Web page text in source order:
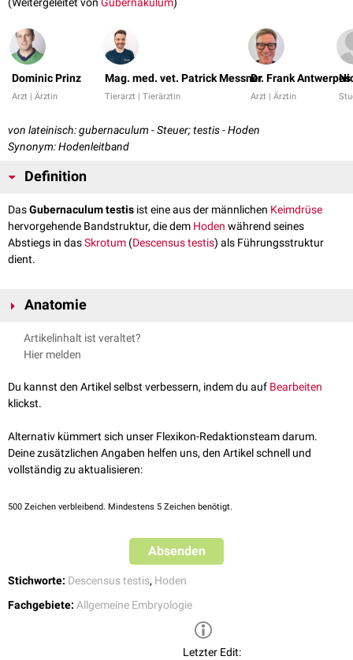
(Weitergeleitet von Gubernakulum)
Dominic Prinz
Arzt | Ärztin
Mag. med. vet. Patrick Messner
Tierarzt | Tierärztin
Dr. Frank Antwerpes
Arzt | Ärztin
von lateinisch: gubernaculum - Steuer; testis - Hoden
Synonym: Hodenleitband
Definition
DasGubernaculum testis ist eine aus der männlichen Keimdrüse
hervorgehende Bandstruktur, die dem Hoden während seines
Abstiegs in dasSkrotum (Descensus testis) als Führungsstruktur
dient.
Anatomie
Das Gubernaculum testis verläuft von der Keimdrüse in den
vaginalis peritonei
epididymidis
).
Artikelinhalt ist veraltet?
Hier melden
Du kannst den Artikel selbst verbessern, indem du auf Bearbeiten
klickst.
Alternativ kümmert sich unser Flexikon-Redaktionsteam darum.
Deine zusätzlichen Angaben helfen uns, den Artikel schnell und
vollständig zu aktualisieren:
500 Zeichen verbleibend. Mindestens 5 Zeichen benötigt.
Absenden
Stichworte: Descensus testis, Hoden
Fachgebiete: Allgemeine Embryologie
Letzter Edit: